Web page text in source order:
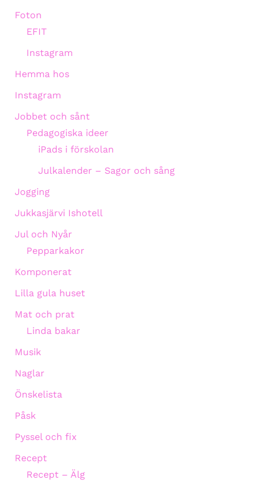
Foton
EFIT
Instagram
Hemma hos
Instagram
Jobbet och sånt
Pedagogiska ideer
iPads i förskolan
Julkalender – Sagor och sång
Jogging
Jukkasjärvi Ishotell
Jul och Nyår
Pepparkakor
Komponerat
Lilla gula huset
Mat och prat
Linda bakar
Musik
Naglar
Önskelista
Påsk
Pyssel och fix
Recept
Recept – Älg